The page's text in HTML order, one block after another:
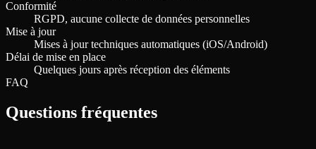
Conformité
RGPD, aucune collecte de données personnelles
Mise à jour
Mises à jour techniques automatiques (iOS/Android)
Délai de mise en place
Quelques jours après réception des éléments
FAQ
Questions fréquentes